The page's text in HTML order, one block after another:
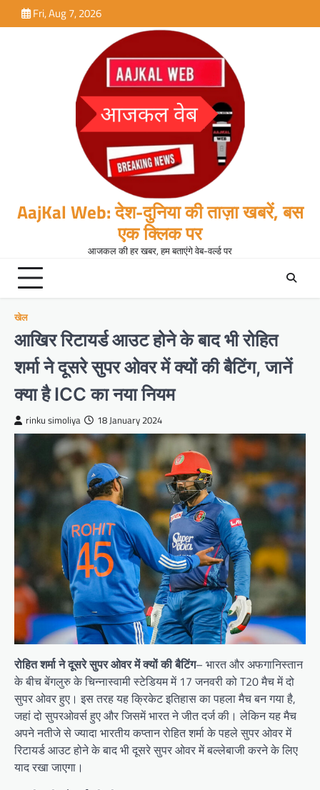
to
Fri, Aug 7, 2026
AajKal Web: देश-दुनिया की ताज़ा खबरें, बस
एक क्लिक पर
आजकल की हर खबर, हम बताएंगे वेब-वर्ल्ड पर
खेल
आखिर रिटायर्ड आउट होने के बाद भी रोहित
शर्मा ने दूसरे सुपर ओवर में क्यों की बैटिंग, जानें
क्या है ICC का नया नियम
rinku simoliya 18 January 2024
रोहित शर्मा ने दूसरे सुपर ओवर में क्यों की बैटिंग– भारत और अफगानिस्तान
के बीच बेंगलुरु के चिन्नास्वामी स्टेडियम में 17 जनवरी को T20 मैच में दो
सुपर ओवर हुए। इस तरह यह क्रिकेट इतिहास का पहला मैच बन गया है,
जहां दो सुपरओवर्स हुए और जिसमें भारत ने जीत दर्ज की। लेकिन यह मैच
अपने नतीजे से ज्यादा भारतीय कप्तान रोहित शर्मा के पहले सुपर ओवर में
रिटायर्ड आउट होने के बाद भी दूसरे सुपर ओवर में बल्लेबाजी करने के लिए
याद रखा जाएगा।